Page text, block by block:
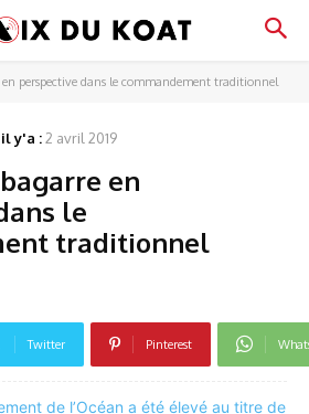
en perspective dans le commandement traditionnel
y'a :2 avril 2019
en
le
traditionnel
Twitter Pinterest